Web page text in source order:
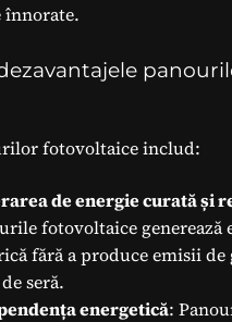
înnorate.
fotovoltaice includ:
de energie curată și
fotovoltaice generează
fără a produce emisii de
seră.
energetică: